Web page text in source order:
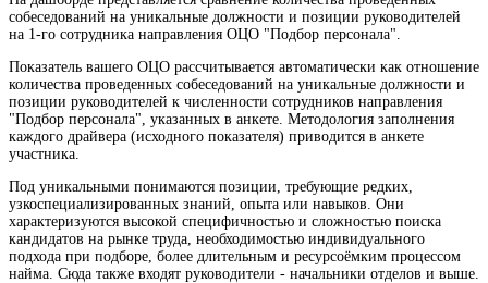
собеседований на уникальные должности и позиции руководителей
на 1-го сотрудника направления ОЦО "Подбор персонала".
Показатель вашего ОЦО рассчитывается автоматически как отношение
количества проведенных собеседований на уникальные должности и
позиции руководителей к численности сотрудников направления
"Подбор персонала", указанных в анкете. Методология заполнения
каждого драйвера (исходного показателя) приводится в анкете
участника.
Под уникальными понимаются позиции, требующие редких,
узкоспециализированных знаний, опыта или навыков. Они
характеризуются высокой специфичностью и сложностью поиска
кандидатов на рынке труда, необходимостью индивидуального
подхода при подборе, более длительным и ресурсоёмким процессом
найма. Сюда также входят руководители - начальники отделов и выше.